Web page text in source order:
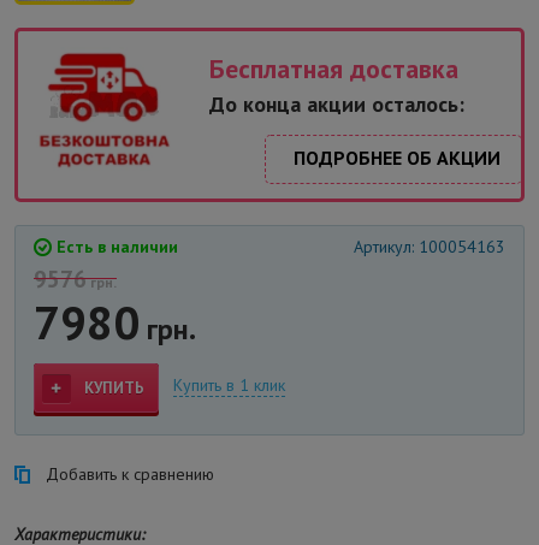
Бесплатная доставка
До конца акции осталось:
ПОДРОБНЕЕ ОБ АКЦИИ
Есть в наличии Артикул: 100054163
9576грн.
7980 грн.
КУПИТЬ Купить в 1 клик
Добавить к сравнению
Характеристики: